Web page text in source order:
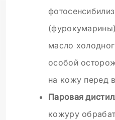
масло
особой
на кожу перед
Паровая
кожуру